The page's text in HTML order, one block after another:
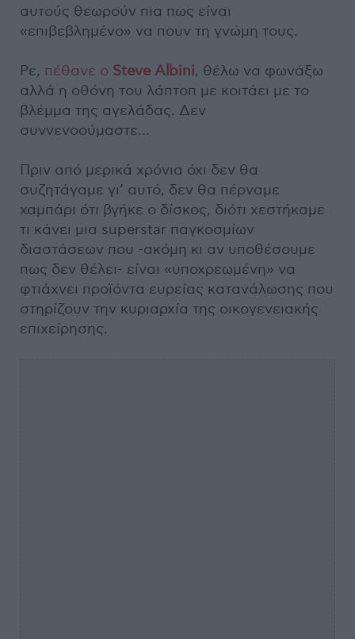
αυτούς θεωρούν πια πως είναι
«επιβεβλημένο» να πουν τη γνώμη τους.
Ρε, πέθανε ο Steve Albini, θέλω να φωνάξω
αλλά η οθόνη του λάπτοπ με κοιτάει με το
βλέμμα της αγελάδας. Δεν
συννενοούμαστε…
Πριν από μερικά χρόνια όχι δεν θα
συζητάγαμε γι’ αυτό, δεν θα πέρναμε
χαμπάρι ότι βγήκε ο δίσκος, διότι χεστήκαμε
τι κάνει μια superstar παγκοσμίων
διαστάσεων που -ακόμη κι αν υποθέσουμε
πως δεν θέλει- είναι «υποχρεωμένη» να
φτιάχνει προϊόντα ευρείας κατανάλωσης που
στηρίζουν την κυριαρχία της οικογενειακής
επιχείρησης.